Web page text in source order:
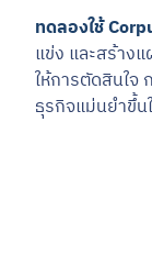
ทดลองใช้
แข่ง และสร้าง
ให้การตัดสินใจ
ธุรกิจแม่นยำขึ้